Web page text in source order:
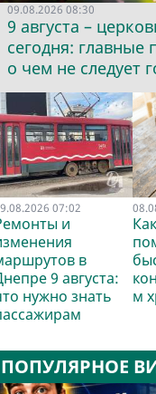
09.08.2026 08:30
9 августа –
сегодня: главные
о чем не следует
07:02
и
в
9 августа:
нужно знать
м
ПОПУЛЯРНОЕ